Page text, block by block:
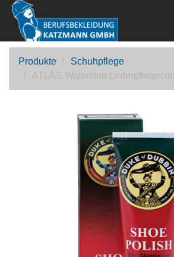
Produkte
Schuhpflege
ATLAS Waterstop